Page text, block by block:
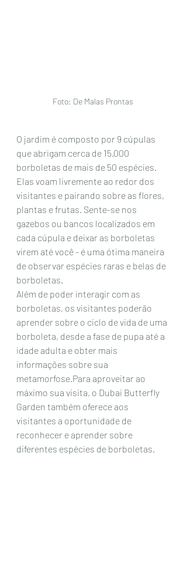
Foto: De Malas Prontas
O jardim é composto por 9 cúpulas
que abrigam cerca de 15.000
borboletas de mais de 50 espécies.
Elas voam livremente ao redor dos
visitantes e pairando sobre as flores,
plantas e frutas. Sente-se nos
gazebos ou bancos localizados em
cada cúpula e deixar as borboletas
virem até você - é uma ótima maneira
de observar espécies raras e belas de
borboletas.
Além de poder interagir com as
borboletas, os visitantes poderão
aprender sobre o ciclo de vida de uma
borboleta, desde a fase de pupa até a
idade adulta e obter mais
informações sobre sua
metamorfose.Para aproveitar ao
máximo sua visita, o Dubai Butterfly
Garden também oferece aos
visitantes a oportunidade de
reconhecer e aprender sobre
diferentes espécies de borboletas.